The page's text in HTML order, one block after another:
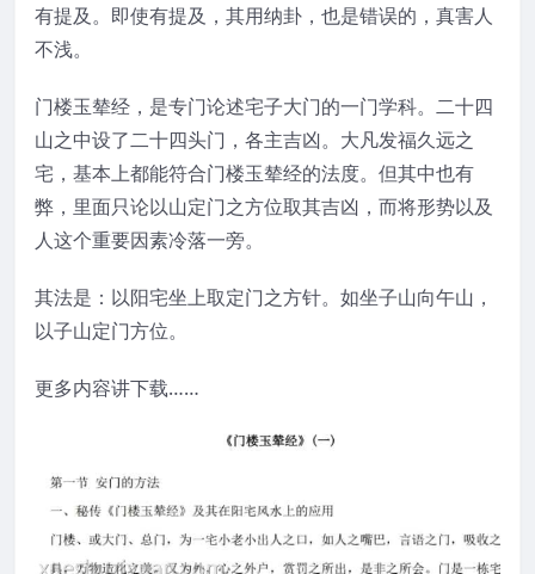
有提及。即使有提及，其用纳卦，也是错误的，真害人
不浅。
门楼玉辇经，是专门论述宅子大门的一门学科。二十四
山之中设了二十四头门，各主吉凶。大凡发福久远之
宅，基本上都能符合门楼玉辇经的法度。但其中也有
弊，里面只论以山定门之方位取其吉凶，而将形势以及
人这个重要因素冷落一旁。
其法是：以阳宅坐上取定门之方针。如坐子山向午山，
以子山定门方位。
更多内容讲下载……